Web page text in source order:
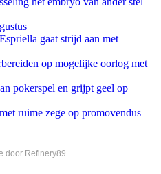
gaat strijd aan met
op mogelijke oorlog met
pokerspel en grijpt geel op
ruime zege op promovendus
door Refinery89